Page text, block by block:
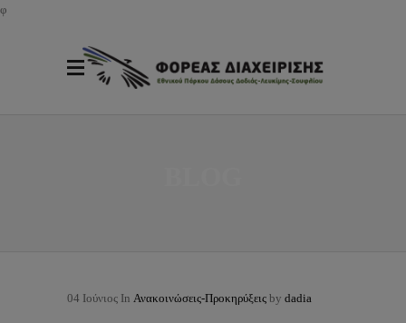
φ
04 Ιούνιος In Ανακοινώσεις-Προκηρύξεις by dadia